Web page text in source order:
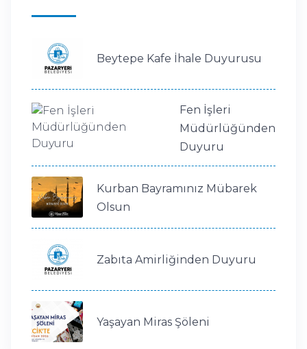
Beytepe Kafe İhale Duyurusu
Fen İşleri
Müdürlüğünden
Duyuru
Kurban Bayramınız Mübarek
Olsun
Zabıta Amirliğinden Duyuru
Yaşayan Miras Şöleni